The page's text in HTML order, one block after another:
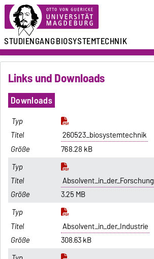
STUDIENGANGBIOSYSTEMTECHNIK
Links und Downloads
Downloads
260523_biosystemtechnik
768.28 kB
Absolvent_in_der_Forschung
3.25 MB
Absolvent_in_der_Industrie
308.63 kB